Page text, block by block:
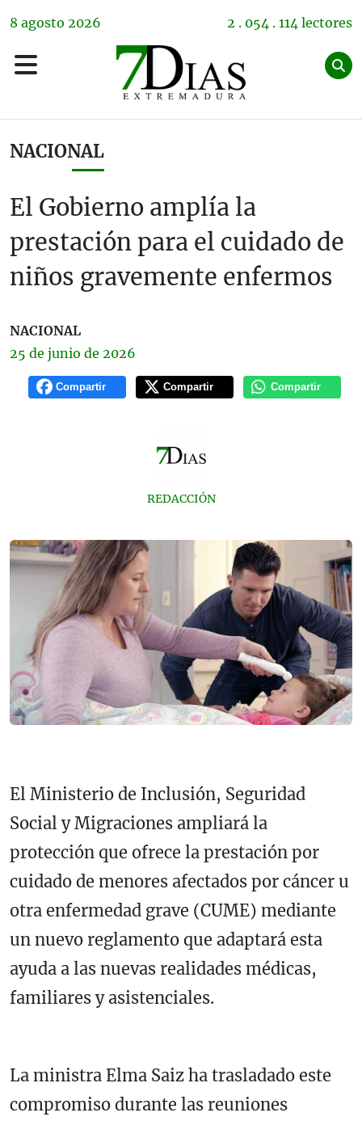
8 agosto 2026 2 . 054 . 114 lectores
NACIONAL
El Gobierno amplía la
prestación para el cuidado de
niños gravemente enfermos
NACIONAL
25 de junio de 2026
Compartir Compartir Compartir
REDACCIÓN
El Ministerio de Inclusión, Seguridad
Social y Migraciones ampliará la
protección que ofrece la prestación por
cuidado de menores afectados por cáncer u
otra enfermedad grave (CUME) mediante
un nuevo reglamento que adaptará esta
ayuda a las nuevas realidades médicas,
familiares y asistenciales.
La ministra Elma Saiz ha trasladado este
compromiso durante las reuniones